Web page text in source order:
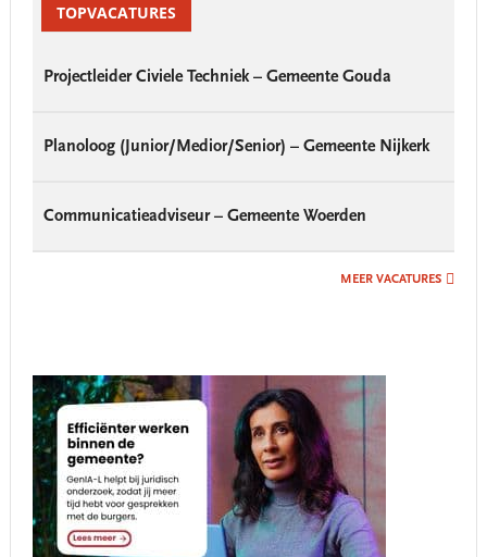
SidebarTOPVACATURES
Projectleider Civiele Techniek – Gemeente Gouda
Planoloog (Junior/Medior/Senior) – Gemeente Nijkerk
Communicatieadviseur – Gemeente Woerden
MEER VACATURES